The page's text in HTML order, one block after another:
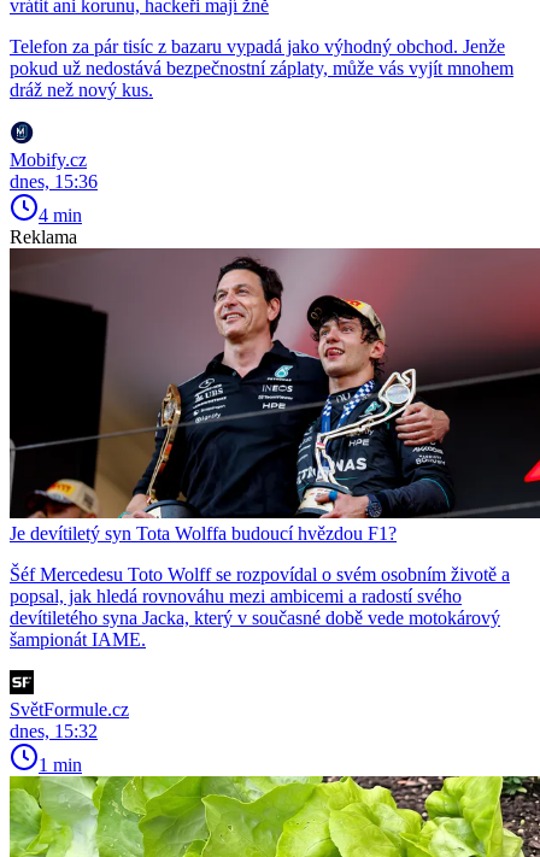
vrátit ani korunu, hackeři mají žně
Telefon za pár tisíc z bazaru vypadá jako výhodný obchod. Jenže
pokud už nedostává bezpečnostní záplaty, může vás vyjít mnohem
dráž než nový kus.
Mobify.cz
dnes, 15:36
4 min
Reklama
Je devítiletý syn Tota Wolffa budoucí hvězdou F1?
Šéf Mercedesu Toto Wolff se rozpovídal o svém osobním životě a
popsal, jak hledá rovnováhu mezi ambicemi a radostí svého
devítiletého syna Jacka, který v současné době vede motokárový
šampionát IAME.
SvětFormule.cz
dnes, 15:32
1 min